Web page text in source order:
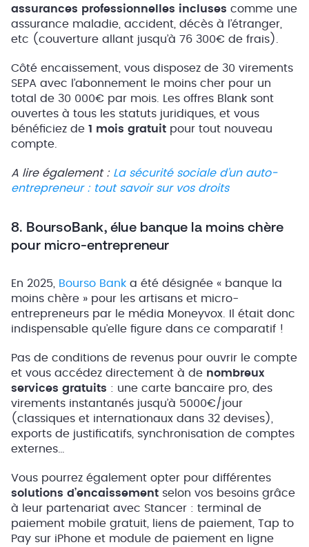
assurances professionnelles incluses comme une
assurance maladie, accident, décès à l’étranger,
etc (couverture allant jusqu’à 76 300€ de frais).
Côté encaissement, vous disposez de 30 virements
SEPA avec l’abonnement le moins cher pour un
total de 30 000€ par mois. Les offres Blank sont
ouvertes à tous les statuts juridiques, et vous
bénéficiez de 1 mois gratuit pour tout nouveau
compte.
A lire également : La sécurité sociale d’un auto-
entrepreneur : tout savoir sur vos droits
8. BoursoBank, élue banque la moins chère
pour micro-entrepreneur
En 2025, Bourso Bank a été désignée « banque la
moins chère » pour les artisans et micro-
entrepreneurs par le média Moneyvox. Il était donc
indispensable qu’elle figure dans ce comparatif !
Pas de conditions de revenus pour ouvrir le compte
et vous accédez directement à de nombreux
services gratuits : une carte bancaire pro, des
virements instantanés jusqu’à 5000€/jour
(classiques et internationaux dans 32 devises),
exports de justificatifs, synchronisation de comptes
externes…
Vous pourrez également opter pour différentes
solutions d’encaissement selon vos besoins grâce
à leur partenariat avec Stancer : terminal de
paiement mobile gratuit, liens de paiement, Tap to
Pay sur iPhone et module de paiement en ligne